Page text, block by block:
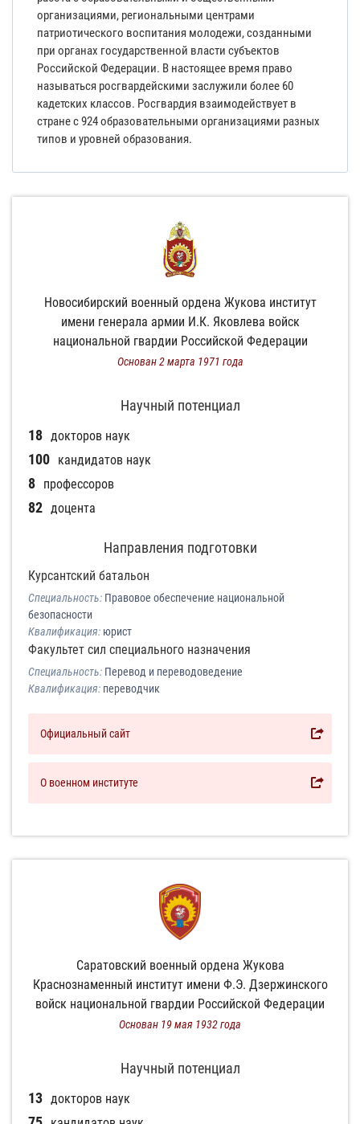
организациями, региональными центрами
патриотического воспитания молодежи, созданными
при органах государственной власти субъектов
Российской Федерации. В настоящее время право
называться росгвардейскими заслужили более 60
кадетских классов. Росгвардия взаимодействует в
стране с 924 образовательными организациями разных
типов и уровней образования.
Новосибирский военный ордена Жукова институт
имени генерала армии И.К. Яковлева войск
национальной гвардии Российской Федерации
Основан 2 марта 1971 года
Научный потенциал
18 докторов наук
100 кандидатов наук
8 профессоров
82 доцента
Направления подготовки
Курсантский батальон
Специальность: Правовое обеспечение национальной
безопасности
Квалификация: юрист
Факультет сил специального назначения
Специальность: Перевод и переводоведение
Квалификация: переводчик
Официальный сайт
О военном институте
Саратовский военный ордена Жукова
Краснознаменный институт имени Ф.Э. Дзержинского
войск национальной гвардии Российской Федерации
Основан 19 мая 1932 года
Научный потенциал
13 докторов наук